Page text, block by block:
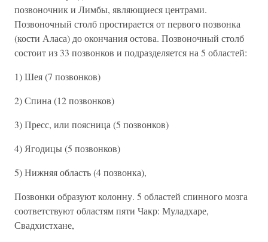
позвоночник и Лимбы, являющиеся центрами.
Позвоночный столб простирается от первого позвонка
(кости Аласа) до окончания остова. Позвоночный столб
состоит из 33 позвонков и подразделяется на 5 областей:
1) Шея (7 позвонков)
2) Спина (12 позвонков)
3) Пресс, или поясница (5 позвонков)
4) Ягодицы (5 позвонков)
5) Нижняя область (4 позвонка),
Позвонки образуют колонну. 5 областей спинного мозга
соответствуют областям пяти Чакр: Муладхаре,
Свадхистхане,